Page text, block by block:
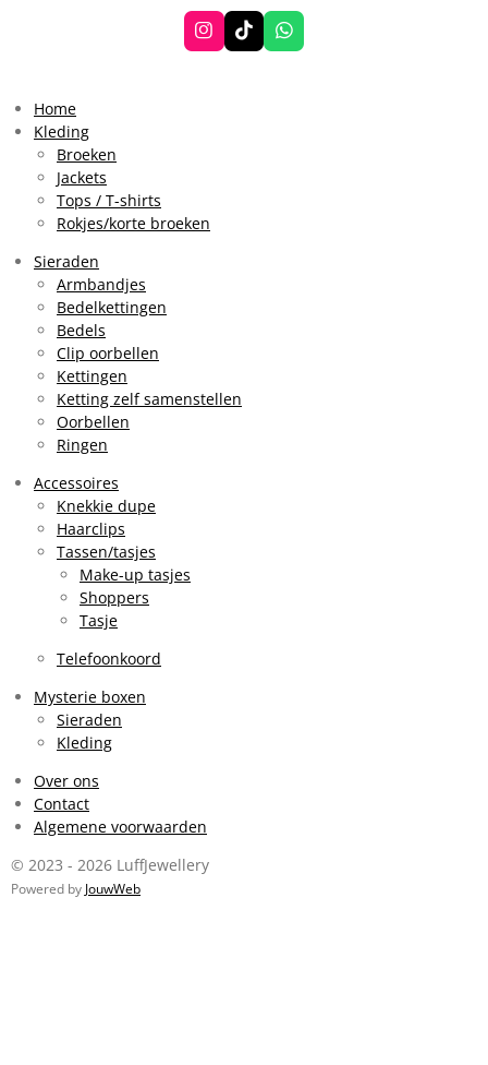
I
n
T
i
W
h
Home
Kleding
Broeken
Jackets
Tops / T-shirts
Rokjes/korte broeken
Sieraden
Armbandjes
Bedelkettingen
Bedels
Clip oorbellen
Kettingen
Ketting zelf samenstellen
Oorbellen
Ringen
Accessoires
Knekkie dupe
Haarclips
Tassen/tasjes
Make-up tasjes
Shoppers
Tasje
Telefoonkoord
Mysterie boxen
Sieraden
Kleding
Over ons
Contact
Algemene voorwaarden
© 2023 - 2026 LuffJewellery
Powered by JouwWeb